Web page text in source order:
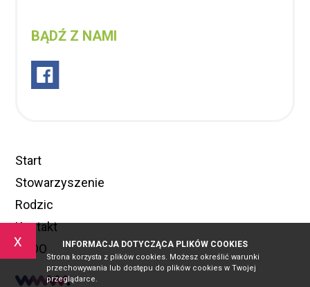
x INFORMACJA DOTYCZĄCA PLIKÓW COOKIES
Strona korzysta z plików cookies. Możesz określić warunki
przechowywania lub dostępu do plików cookies w Twojej
przeglądarce.
BĄDŹ Z NAMI
Start
Stowarzyszenie
Rodzic
Kontakt
RODO